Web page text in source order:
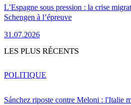
L’Espagne sous pression : la crise
Schengen à l’épreuve
31.07.2026
LES PLUS RÉCENTS
Sánchez riposte contre Meloni : l'Italie
POLITIQUE